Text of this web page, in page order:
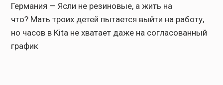
Германия — Ясли не резиновые, а жить на
что? Мать троих детей пытается выйти на работу,
но часов в Kita не хватает даже на согласованный
график